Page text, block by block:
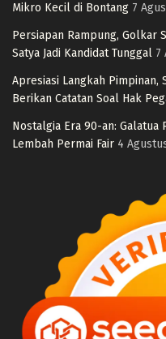
Mikro Kecil di Bontang 7
Persiapan Rampung, Golkar
Satya Jadi Kandidat Tunggal 7
Apresiasi Langkah Pimpinan,
Berikan Catatan Soal Hak
Nostalgia Era 90-an: Galatua
Lembah Permai Fair 4